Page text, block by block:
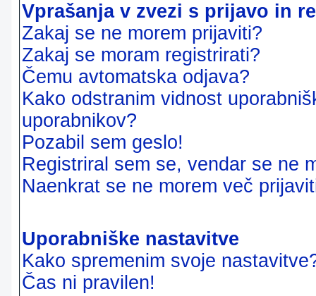
Vprašanja v zvezi s prijavo in
Zakaj se ne morem prijaviti?
Zakaj se moram registrirati?
Čemu avtomatska odjava?
Kako odstranim vidnost
uporabnikov?
Pozabil sem geslo!
Registriral sem se, vendar se ne
Naenkrat se ne morem več
Uporabniške nastavitve
Kako spremenim svoje
Čas ni pravilen!